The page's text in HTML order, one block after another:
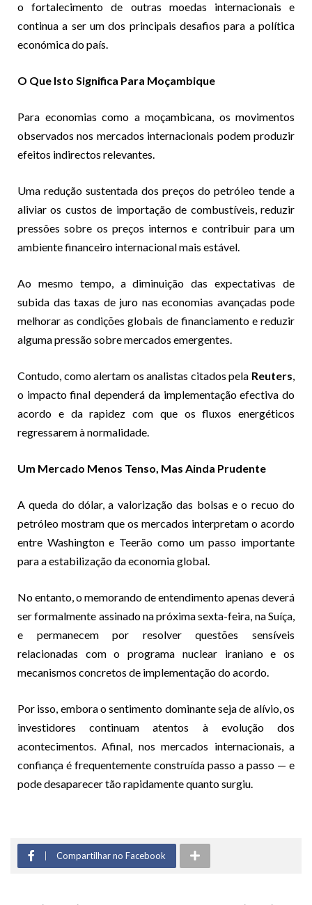
o fortalecimento de outras moedas internacionais e
continua a ser um dos principais desafios para a política
económica do país.
O Que Isto Significa Para Moçambique
Para economias como a moçambicana, os movimentos
observados nos mercados internacionais podem produzir
efeitos indirectos relevantes.
Uma redução sustentada dos preços do petróleo tende a
aliviar os custos de importação de combustíveis, reduzir
pressões sobre os preços internos e contribuir para um
ambiente financeiro internacional mais estável.
Ao mesmo tempo, a diminuição das expectativas de
subida das taxas de juro nas economias avançadas pode
melhorar as condições globais de financiamento e reduzir
alguma pressão sobre mercados emergentes.
Contudo, como alertam os analistas citados pela Reuters,
o impacto final dependerá da implementação efectiva do
acordo e da rapidez com que os fluxos energéticos
regressarem à normalidade.
Um Mercado Menos Tenso, Mas Ainda Prudente
A queda do dólar, a valorização das bolsas e o recuo do
petróleo mostram que os mercados interpretam o acordo
entre Washington e Teerão como um passo importante
para a estabilização da economia global.
No entanto, o memorando de entendimento apenas deverá
ser formalmente assinado na próxima sexta-feira, na Suíça,
e permanecem por resolver questões sensíveis
relacionadas com o programa nuclear iraniano e os
mecanismos concretos de implementação do acordo.
Por isso, embora o sentimento dominante seja de alívio, os
investidores continuam atentos à evolução dos
acontecimentos. Afinal, nos mercados internacionais, a
confiança é frequentemente construída passo a passo — e
pode desaparecer tão rapidamente quanto surgiu.
Compartilhar no Facebook